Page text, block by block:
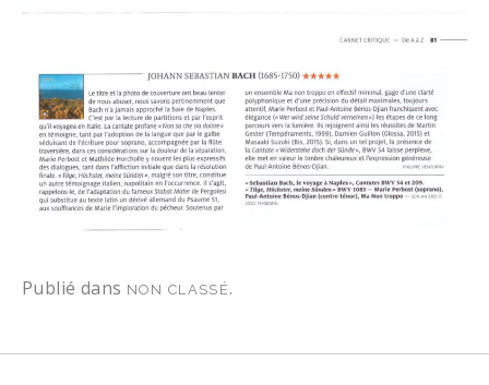
Publié dans NON CLASSÉ.